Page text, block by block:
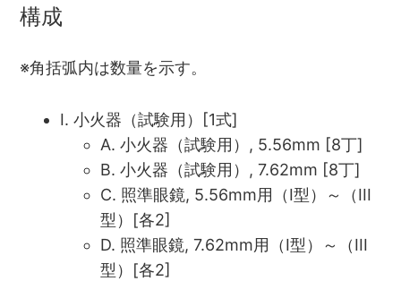
構成
※角括弧内は数量を示す。
I. 小火器（試験用）[1式]
A. 小火器（試験用）, 5.56mm [8丁]
B. 小火器（試験用）, 7.62mm [8丁]
C. 照準眼鏡, 5.56mm用（I型）～（III
型）[各2]
D. 照準眼鏡, 7.62mm用（I型）～（III
型）[各2]